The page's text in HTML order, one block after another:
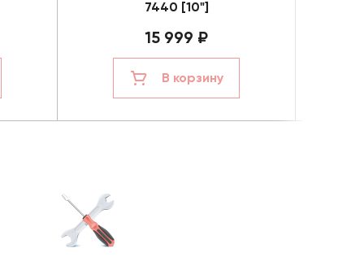
7440 [10"]
15 999 ₽
В корзину